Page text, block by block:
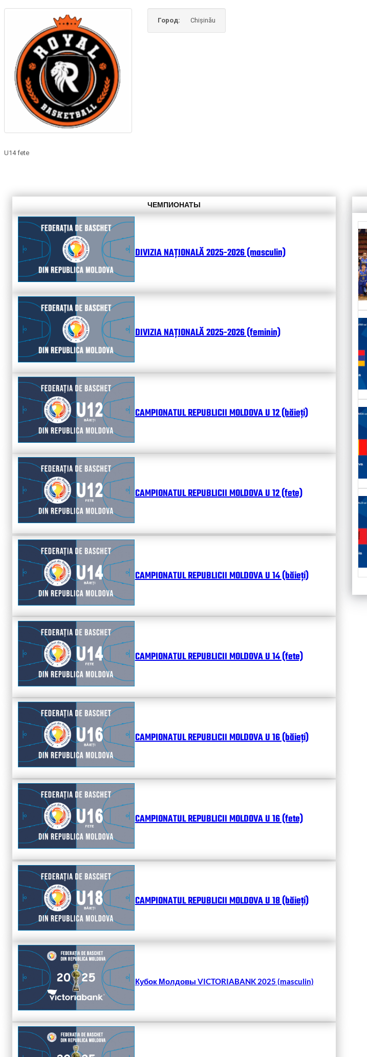
Город: Chișinău
U14 fete
ЧЕМПИОНАТЫ
DIVIZIA NAȚIONALĂ 2025-2026 (masculin)
DIVIZIA NAȚIONALĂ 2025-2026 (feminin)
CAMPIONATUL REPUBLICII MOLDOVA U 12 (băieți)
CAMPIONATUL REPUBLICII MOLDOVA U 12 (fete)
CAMPIONATUL REPUBLICII MOLDOVA U 14 (băieți)
CAMPIONATUL REPUBLICII MOLDOVA U 14 (fete)
CAMPIONATUL REPUBLICII MOLDOVA U 16 (băieți)
CAMPIONATUL REPUBLICII MOLDOVA U 16 (fete)
CAMPIONATUL REPUBLICII MOLDOVA U 18 (băieți)
Кубок Молдовы VICTORIABANK 2025 (masculin)